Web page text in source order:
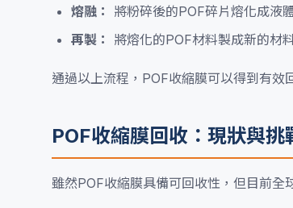
熔融：
將粉碎後的POF碎片熔化成液
再製：
將熔化的POF材料製成新的材
通過以上流程，POF收縮膜可以得到有效
POF收縮膜回收：現狀與挑
雖然POF收縮膜具備可回收性，但目前全